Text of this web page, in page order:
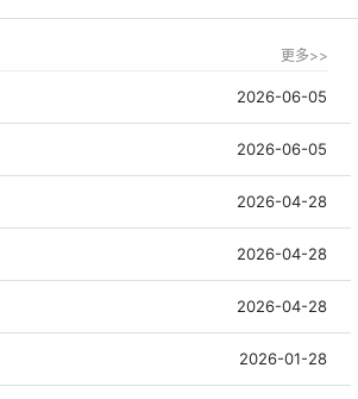
更多>>
2026-06-05
2026-06-05
2026-04-28
2026-04-28
2026-04-28
2026-01-28